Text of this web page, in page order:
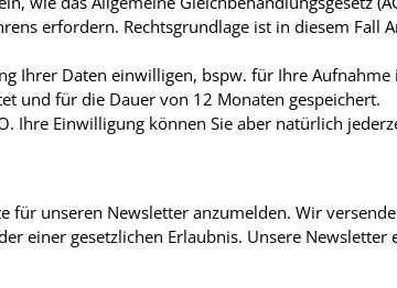
erfordern. Rechtsgrundlage ist in diesem Fall
Ihrer Daten einwilligen, bspw. für Ihre
und für die Dauer von 12 Monaten gespeichert.
Ihre Einwilligung können Sie aber natürlich
für unseren Newsletter anzumelden. Wir
einer gesetzlichen Erlaubnis. Unsere